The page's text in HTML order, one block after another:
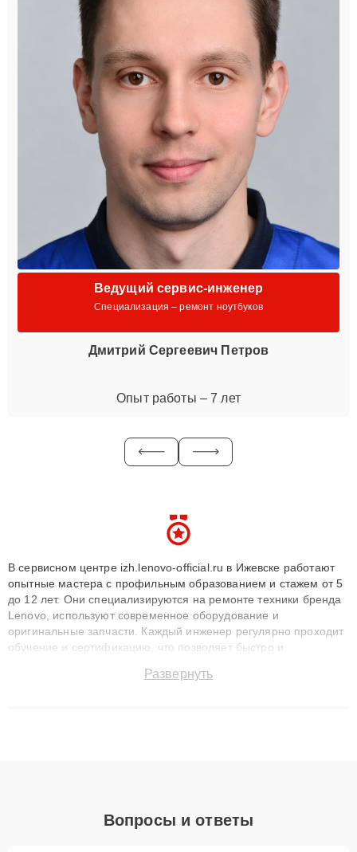
Ведущий сервис-инженер
Специализация – ремонт ноутбуков
Дмитрий Сергеевич Петров
Опыт работы – 7 лет
В сервисном центре izh.lenovo-official.ru в Ижевске работают
опытные мастера с профильным образованием и стажем от 5
до 12 лет. Они специализируются на ремонте техники бренда
Lenovo, используют современное оборудование и
оригинальные запчасти. Каждый инженер регулярно проходит
обучение и сертификацию, что позволяет быстро и
сохранением гарантии до 3 лет. Наши мастера решают
Развернуть
Вопросы и ответы